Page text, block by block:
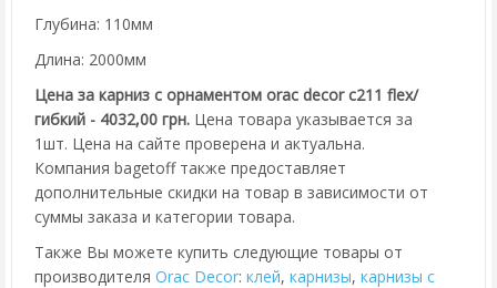
Глубина: 110мм
Длина: 2000мм
Цена за карниз с орнаментом orac decor c211 flex/
гибкий - 4032,00 грн. Цена товара указывается за
1шт. Цена на сайте проверена и актуальна.
Компания bagetoff также предоставляет
дополнительные скидки на товар в зависимости от
суммы заказа и категории товара.
Также Вы можете купить следующие товары от
производителя Orac Decor: клей, карнизы, карнизы с